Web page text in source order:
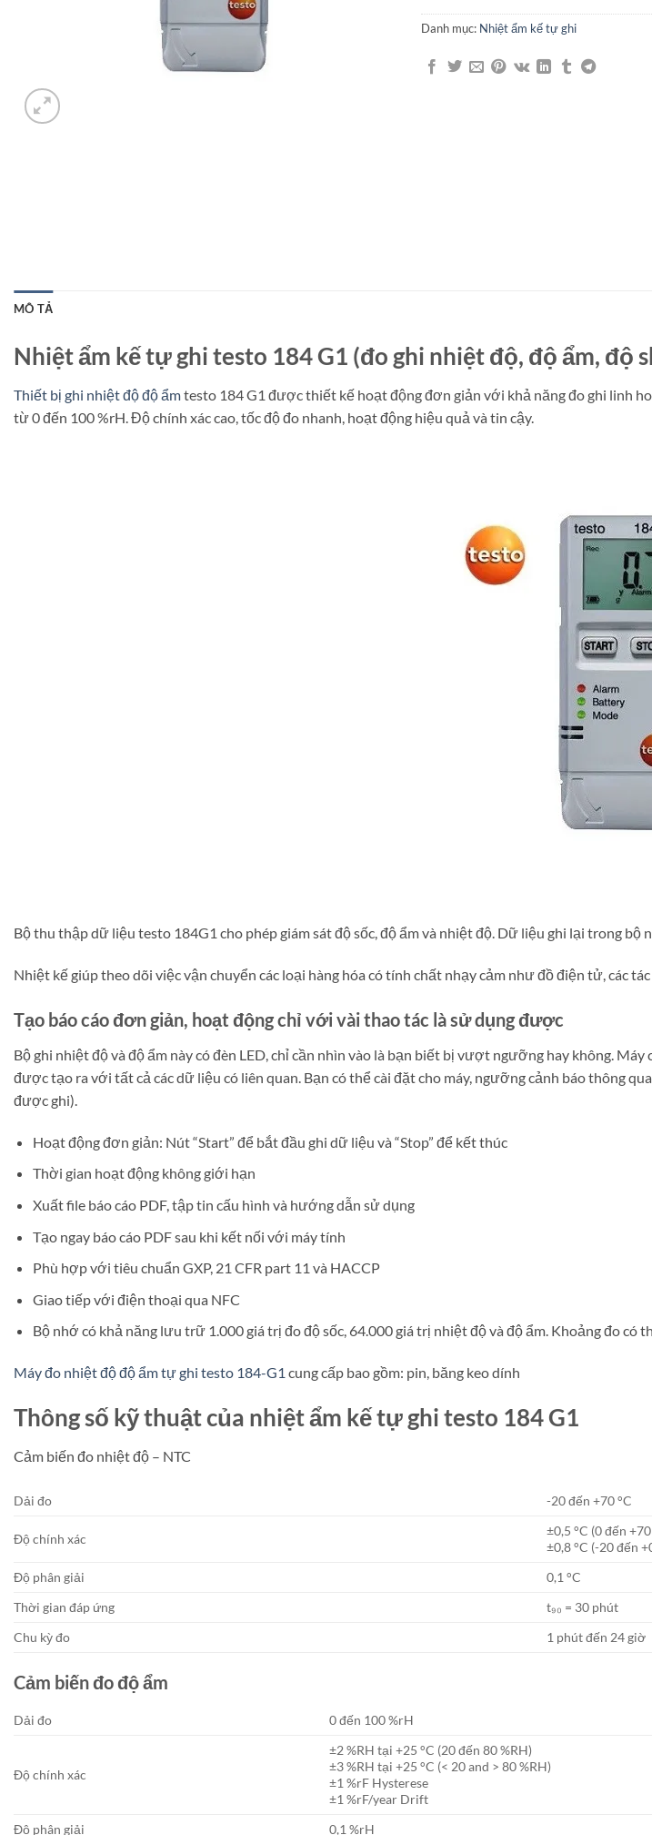
Danh mục: Nhiệt ẩm kế tự ghi
MÔ TẢ
Nhiệt ẩm kế tự ghi testo 184 G1 (đo ghi nhiệt độ, độ ẩm, độ
Thiết bị ghi nhiệt độ độ ẩmtesto 184 G1 được thiết kế hoạt động đơn giản với khả năng đo ghi linh
từ 0 đến 100 %rH. Độ chính xác cao, tốc độ đo nhanh, hoạt động hiệu quả và tin cậy.
Bộ thu thập dữ liệu testo 184G1 cho phép giám sát độ sốc, độ ẩm và nhiệt độ. Dữ liệu ghi lại trong
Nhiệt kế giúp theo dõi việc vận chuyển các loại hàng hóa có tính chất nhạy cảm như đồ điện tử, các
Tạo báo cáo đơn giản, hoạt động chỉ với vài thao tác là sử dụng được
Bộ ghi nhiệt độ và độ ẩm này có đèn LED, chỉ cần nhìn vào là bạn biết bị vượt ngưỡng hay không.
được tạo ra với tất cả các dữ liệu có liên quan. Bạn có thể cài đặt cho máy, ngưỡng cảnh báo thông
được ghi).
Hoạt động đơn giản: Nút “Start” để bắt đầu ghi dữ liệu và “Stop” để kết thúc
Thời gian hoạt động không giới hạn
Xuất file báo cáo PDF, tập tin cấu hình và hướng dẫn sử dụng
Tạo ngay báo cáo PDF sau khi kết nối với máy tính
Phù hợp với tiêu chuẩn GXP, 21 CFR part 11 và HACCP
Giao tiếp với điện thoại qua NFC
Bộ nhớ có khả năng lưu trữ 1.000 giá trị đo độ sốc, 64.000 giá trị nhiệt độ và độ ẩm. Khoảng đo có
Máy đo nhiệt độ độ ẩm tự ghi testo 184-G1 cung cấp bao gồm: pin, băng keo dính
Thông số kỹ thuật của nhiệt ẩm kế tự ghi testo 184 G1
Cảm biến đo nhiệt độ – NTC
Dải đo -20 đến +70 °C
Độ chính xác
±0,5 °C (0 đến
±0,8 °C (-20 đến
Độ phân giải
0,1 °C
Thời gian đáp ứng
t₉₀ = 30 phút
Chu kỳ đo
1 phút đến 24 giờ
Cảm biến đo độ ẩm
Dải đo 0 đến 100 %rH
Độ chính xác
±2 %RH tại +25 °C (20 đến 80 %RH)
±3 %RH tại +25 °C (< 20 and > 80 %RH)
±1 %rF Hysterese
±1 %rF/year Drift
Độ phân giải
0,1 %rH